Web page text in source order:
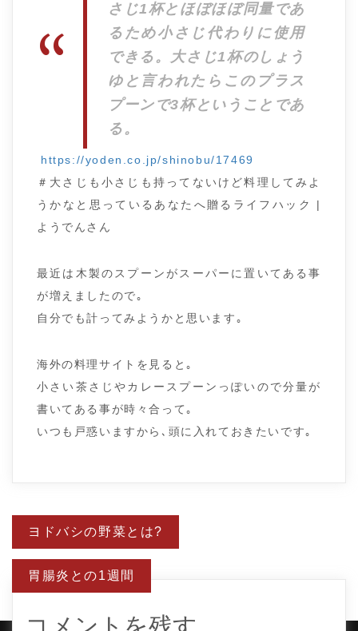
さじ1杯とほぼほぼ同量であ
るため小さじ代わりに使用
できる。大さじ1杯のしょう
ゆと言われたらこのプラス
プーンで3杯ということであ
る。
https://yoden.co.jp/shinobu/17469
＃大さじも小さじも持ってないけど料理してみよ
うかなと思っているあなたへ贈るライフハック |
ようでんさん
最近は木製のスプーンがスーパーに置いてある事
が増えましたので｡
自分でも計ってみようかと思います｡
海外の料理サイトを見ると｡
小さい茶さじやカレースプーンっぽいので分量が
書いてある事が時々合って｡
いつも戸惑いますから､頭に入れておきたいです｡
投
稿
ナ
ビ
ゲ
ー
ョ
ヨドバシの野菜とは?
胃腸炎との1週間